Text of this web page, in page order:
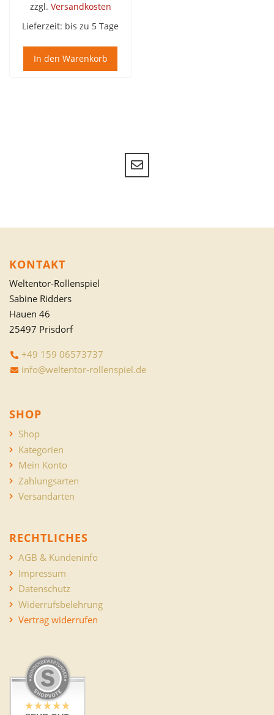
zzgl. Versandkosten
Lieferzeit: bis zu 5 Tage
In den Warenkorb
KONTAKT
Weltentor-Rollenspiel
Sabine Ridders
Hauen 46
25497 Prisdorf
+49 159 06573737
info@weltentor-rollenspiel.de
SHOP
Shop
Kategorien
Mein Konto
Zahlungsarten
Versandarten
RECHTLICHES
AGB & Kundeninfo
Impressum
Datenschutz
Widerrufsbelehrung
Vertrag widerrufen